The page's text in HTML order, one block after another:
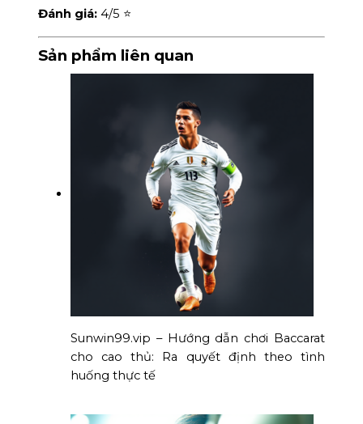
Đánh giá: 4/5 ⭐
Sản phẩm liên quan
Sunwin99.vip – Hướng dẫn chơi Baccarat
cho cao thủ: Ra quyết định theo tình
huống thực tế